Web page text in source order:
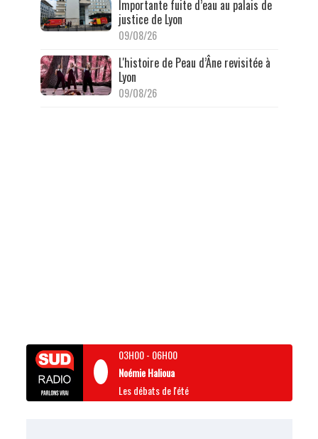
Importante fuite d’eau au palais de
justice de Lyon
09/08/26
L'histoire de Peau d’Âne revisitée à
Lyon
09/08/26
03H00- 06H00
Noémie Halioua
Les débats de l'été